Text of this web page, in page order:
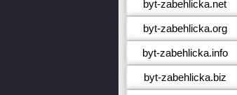
byt-zabehlicka.net
byt-zabehlicka.org
byt-zabehlicka.info
byt-zabehlicka.biz